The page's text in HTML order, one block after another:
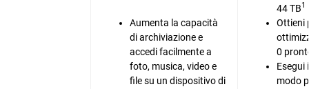
Aumenta la capacità
di archiviazione e
accedi facilmente a
foto, musica, video e
file su un dispositivo di
44 TB1
Ottieni
0
Esegui
modo